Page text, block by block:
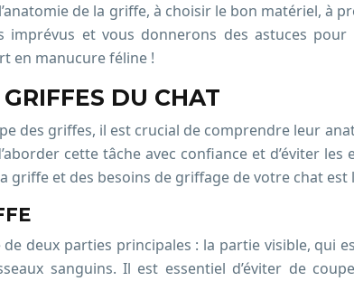
de la griffe, à choisir le bon matériel, à
imprévus et vous donnerons des astuces
en manucure féline !
DU CHAT
des griffes, il est crucial de comprendre leur
cette tâche avec confiance et d’éviter
griffe et des besoins de griffage de votre chat
de deux parties principales : la partie visible,
sanguins. Il est essentiel d’éviter de